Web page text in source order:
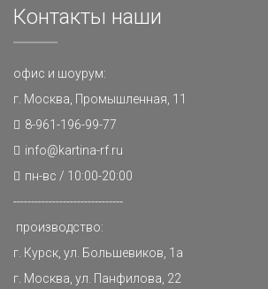
Контакты наши
офис и шоурум:
г. Москва, Промышленная, 11
8-961-196-99-77
info@kartina-rf.ru
пн-вс / 10:00-20:00
-------------------------------
производство:
г. Курск, ул. Большевиков, 1а
г. Москва, ул. Панфилова, 22